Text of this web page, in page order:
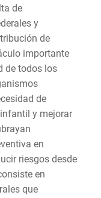
de
y
de
importante
de todos los
de
y mejorar
en
riesgos desde
en
que